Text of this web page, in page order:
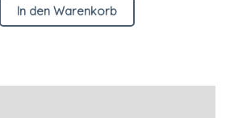
In den Warenkorb